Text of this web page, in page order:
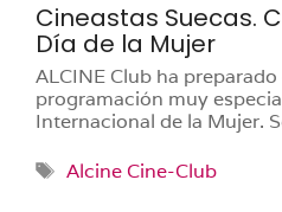
Cineastas Suecas.
Día de la Mujer
ALCINE Club ha
programación muy
Internacional de la Mujer.
Etiquetas
Alcine Cine-Club